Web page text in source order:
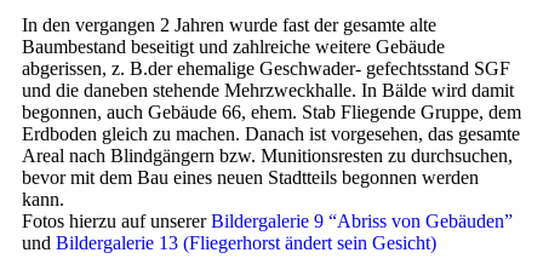
In den vergangen 2 Jahren wurde fast der gesamte alte
Baumbestand beseitigt und zahlreiche weitere Gebäude
abgerissen, z. B.der ehemalige Geschwader- gefechtsstand SGF
und die daneben stehende Mehrzweckhalle. In Bälde wird damit
begonnen, auch Gebäude 66, ehem. Stab Fliegende Gruppe, dem
Erdboden gleich zu machen. Danach ist vorgesehen, das gesamte
Areal nach Blindgängern bzw. Munitionsresten zu durchsuchen,
bevor mit dem Bau eines neuen Stadtteils begonnen werden
kann.
Fotos hierzu auf unsererBildergalerie 9 “Abriss von Gebäuden”
und Bildergalerie 13 (Fliegerhorst ändert sein Gesicht)